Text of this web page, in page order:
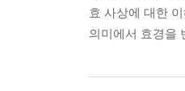
효 사상에 대한
의미에서 효경을